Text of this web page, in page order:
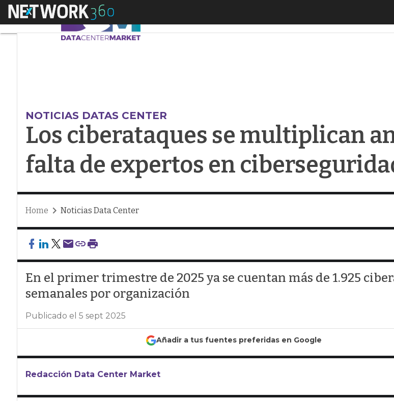
Menú Los ciberataques se multiplican ante la falta de expertos
NOTICIAS DATAS CENTER
Los ciberataques se multiplican
falta de expertos en
Home Noticias Data Center
En el primer trimestre de 2025 ya se cuentan más de 1.925
semanales por organización
Publicado el 5 sept 2025
Añadir a tus fuentes preferidas en Google
Redacción Data Center Market